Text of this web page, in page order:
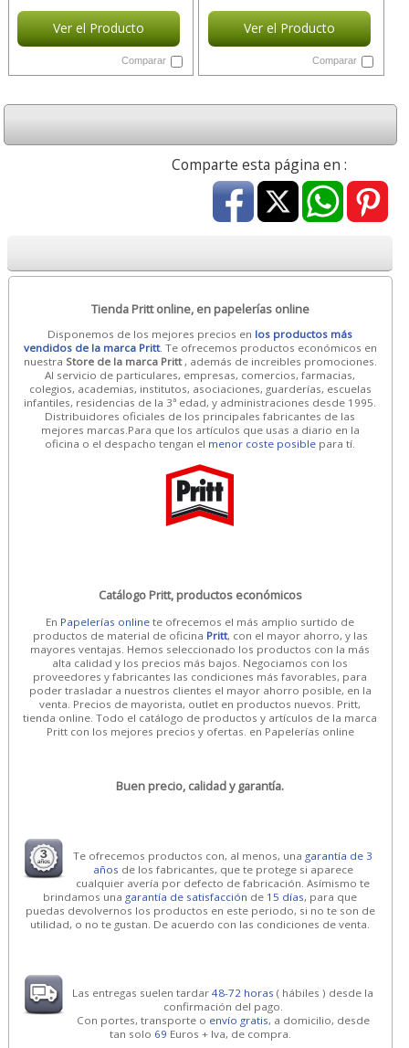
Ver el Producto
Comparar
Ver el Producto
Comparar
Comparte esta página en :
Tienda Pritt online, en papelerías online
Disponemos de los mejores precios en los productos más
vendidos de la marca Pritt. Te ofrecemos productos económicos en
nuestra Store de la marca Pritt, además de increibles promociones.
Al servicio de particulares, empresas, comercios, farmacias,
colegios, academias, institutos, asociaciones, guarderías, escuelas
infantiles, residencias de la 3ª edad, y administraciones desde 1995.
Distribuidores oficiales de los principales fabricantes de las
mejores marcas.Para que los artículos que usas a diario en la
oficina o el despacho tengan el menor coste posible para tí.
Catálogo Pritt, productos económicos
En Papelerías online te ofrecemos el más amplio surtido de
productos de material de oficina Pritt, con el mayor ahorro, y las
mayores ventajas. Hemos seleccionado los productos con la más
alta calidad y los precios más bajos. Negociamos con los
proveedores y fabricantes las condiciones más favorables, para
poder trasladar a nuestros clientes el mayor ahorro posible, en la
venta. Precios de mayorista, outlet en productos nuevos. Pritt,
tienda online. Todo el catálogo de productos y artículos de la marca
Pritt con los mejores precios y ofertas. en Papelerías online
Buen precio, calidad y garantía.
Te ofrecemos productos con, al menos, una garantía de 3
años de los fabricantes, que te protege si aparece
cualquier avería por defecto de fabricación. Asímismo te
brindamos una garantía de satisfacción de 15 días, para que
puedas devolvernos los productos en este periodo, si no te son de
utilidad, o no te gustan. De acuerdo con las condiciones de venta.
Las entregas suelen tardar48-72 horas ( hábiles ) desde la
confirmación del pago.
Con portes, transporte o envío gratis, a domicilio, desde
tan solo 69 Euros + Iva, de compra.